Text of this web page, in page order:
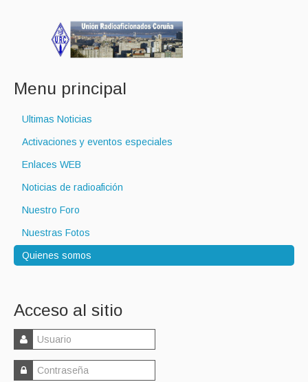
Menu principal
Ultimas Noticias
Activaciones y eventos especiales
Enlaces WEB
Noticias de radioafición
Nuestro Foro
Nuestras Fotos
Quienes somos
Acceso al sitio